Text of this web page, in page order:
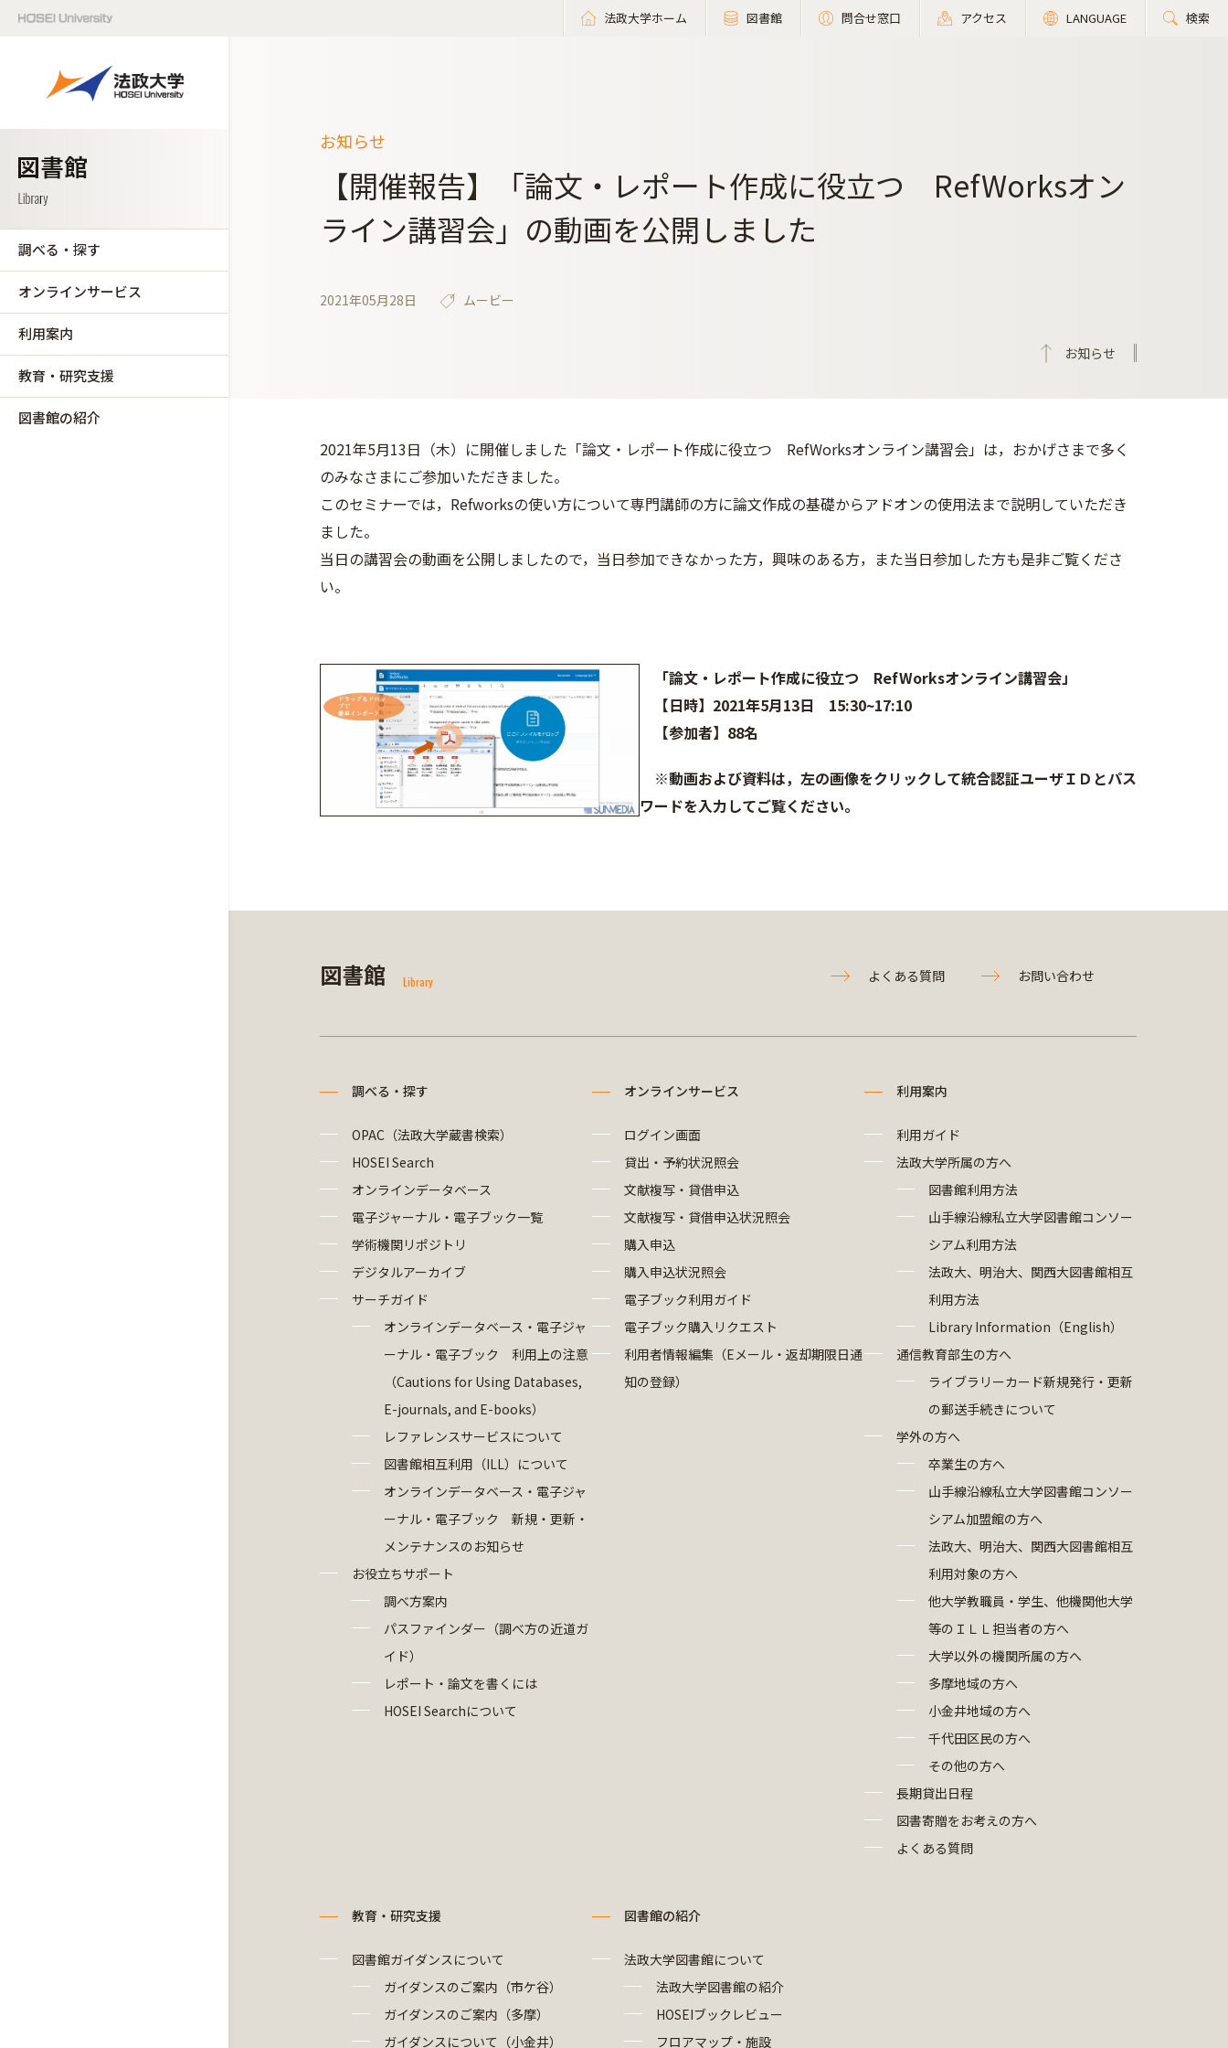
法政大学ホーム 図書館 問合せ窓口 アクセス LANGUAGE 検索
調べる・探す
オンラインサービス
利用案内
教育・研究支援
図書館の紹介
お知らせ
【開催報告】「論文・レポート作成に役立つ RefWorksオン
ライン講習会」の動画を公開しました
2021年05月28日 ムービー
お知らせ
2021年5月13日（木）に開催しました「論文・レポート作成に役立つ RefWorksオンライン講習会」は，おかげさまで多く
のみなさまにご参加いただきました。
このセミナーでは，Refworksの使い方について専門講師の方に論文作成の基礎からアドオンの使用法まで説明していただき
ました。
当日の講習会の動画を公開しましたので，当日参加できなかった方，興味のある方，また当日参加した方も是非ご覧くださ
い。
「論文・レポート作成に役立つ RefWorksオンライン講習会」
【日時】2021年5月13日 15:30~17:10
【参加者】88名
※動画および資料は，左の画像をクリックして統合認証ユーザＩＤとパス
ワードを入力してご覧ください。
図書館 Library よくある質問 お問い合わせ
調べる・探す
OPAC（法政大学蔵書検索）
HOSEI Search
オンラインデータベース
電子ジャーナル・電子ブック一覧
学術機関リポジトリ
デジタルアーカイブ
サーチガイド
オンラインデータベース・電子ジャ
ーナル・電子ブック 利用上の注意
（Cautions for Using Databases,
E-journals, and E-books）
レファレンスサービスについて
図書館相互利用（ILL）について
オンラインデータベース・電子ジャ
ーナル・電子ブック 新規・更新・
メンテナンスのお知らせ
お役立ちサポート
調べ方案内
パスファインダー（調べ方の近道ガ
イド）
レポート・論文を書くには
HOSEI Searchについて
オンラインサービス
ログイン画面
貸出・予約状況照会
文献複写・貸借申込
文献複写・貸借申込状況照会
購入申込
購入申込状況照会
電子ブック利用ガイド
電子ブック購入リクエスト
利用者情報編集（Eメール・返却期限日通
知の登録）
利用案内
利用ガイド
法政大学所属の方へ
図書館利用方法
山手線沿線私立大学図書館コンソー
シアム利用方法
法政大、明治大、関西大図書館相互
利用方法
Library Information（English）
通信教育部生の方へ
ライブラリーカード新規発行・更新
の郵送手続きについて
学外の方へ
卒業生の方へ
山手線沿線私立大学図書館コンソー
シアム加盟館の方へ
法政大、明治大、関西大図書館相互
利用対象の方へ
他大学教職員・学生、他機関他大学
等のＩＬＬ担当者の方へ
大学以外の機関所属の方へ
多摩地域の方へ
小金井地域の方へ
千代田区民の方へ
その他の方へ
長期貸出日程
図書寄贈をお考えの方へ
よくある質問
教育・研究支援
図書館ガイダンスについて
ガイダンスのご案内（市ケ谷）
ガイダンスのご案内（多摩）
ガイダンスについて（小金井）
図書館の紹介
法政大学図書館について
法政大学図書館の紹介
HOSEIブックレビュー
フロアマップ・施設